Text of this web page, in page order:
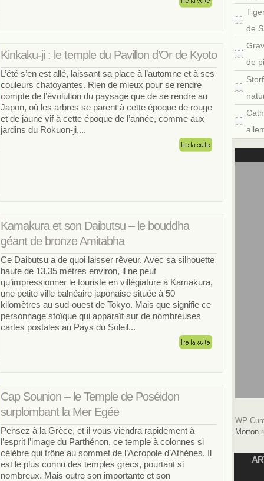
Kinkaku-ji : le temple du Pavillon d’Or de Kyoto
L’été s’en est allé, laissant sa place à l’automne et à ses
couleurs chatoyantes. Rien de mieux pour se rendre
compte de l’évolution du paysage que de se rendre au
Japon, où les arbres se parent à cette époque de rouge
et de jaune vif à cette époque de l’année, comme aux
jardins du Rokuon-ji,...
Kamakura et son Daibutsu – le bouddha
géant de bronze Amitabha
Ce Daibutsu a de quoi laisser rêveur. Avec sa silhouette
haute de 13,35 mètres environ, il ne peut
qu’impressionner le touriste en villégiature à Kamakura,
une petite ville balnéaire japonaise située à 50
kilomètres au sud-ouest de Tokyo. Mais que signifie ce
personnage stoïque qui apparaît sur de nombreuses
cartes postales au Pays du Soleil...
Cap Sounion – le Temple de Poséidon
surplombant la Mer Egée
Pensez à la Grèce, et il vous viendra rapidement à
l’esprit l’image du Parthénon, ce temple à colonnes si
célèbre qui trône au sommet de l’Acropole d’Athènes. Il
est le plus connu des temples grecs, pourtant si
nombreux. Mais outre son importante et son
de
de
WP
Morton